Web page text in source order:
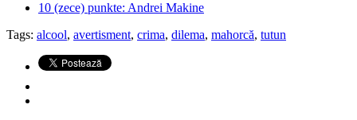
10 (zece) punkte: Andrei Makine
Tags: alcool, avertisment, crima, dilema, mahorcă, tutun